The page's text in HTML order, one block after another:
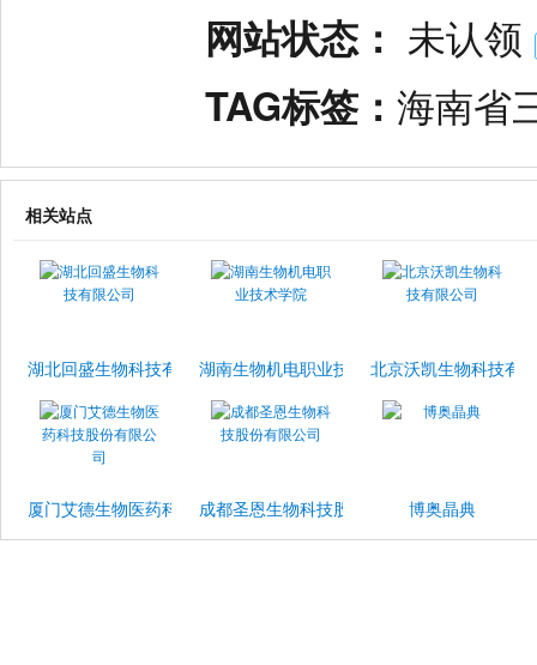
网站状态： 未认领
TAG标签： 海南省
相关站点
湖北回盛生物科技有限公司湖南生物机电职业技术学院北京沃凯生物科技有
厦门艾德生物医药科技股份有限公司成都圣恩生物科技股份有限公司博奥晶典